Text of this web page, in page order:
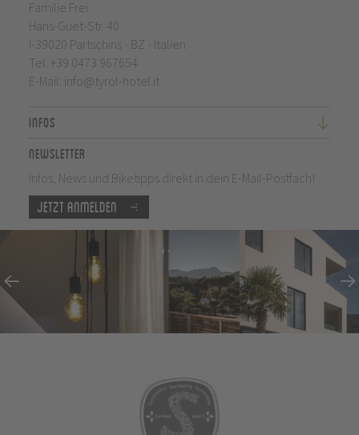
Familie Frei
Hans-Guet-Str. 40
I-39020 Partschins - BZ - Italien
Tel. +39 0473 967654
E-Mail: info@tyrol-hotel.it
Infos
Newsletter
Infos, News und Biketipps direkt in dein E-Mail-Postfach!
Jetzt anmelden